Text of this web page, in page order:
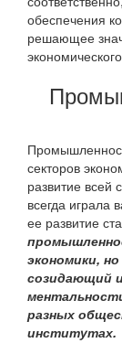
обеспечения
решающее
секторов
развитие всей
всегда играла
ее развитие
экономики,
созидающий
разных
институтах.